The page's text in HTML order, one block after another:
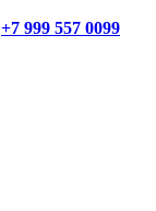
+7 999 557 0099